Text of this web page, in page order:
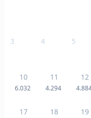
3 4 5
10
6.032
11
4.294
12
17 18 19